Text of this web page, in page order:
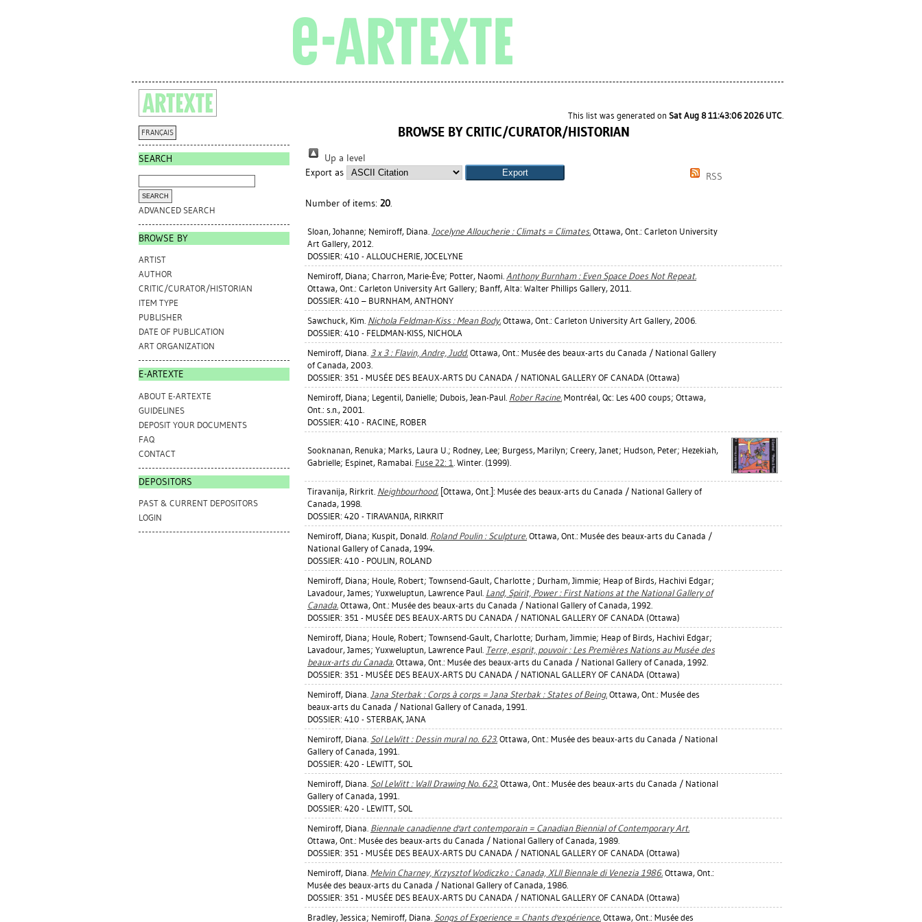
FRANÇAIS
SEARCH
ADVANCED SEARCH
BROWSE BY
ARTIST
AUTHOR
CRITIC/CURATOR/HISTORIAN
ITEM TYPE
PUBLISHER
DATE OF PUBLICATION
ART ORGANIZATION
E-ARTEXTE
ABOUT E-ARTEXTE
GUIDELINES
DEPOSIT YOUR DOCUMENTS
FAQ
CONTACT
DEPOSITORS
PAST & CURRENT DEPOSITORS
LOGIN
This list was generated on Sat Aug 8 11:43:06 2026 UTC.
BROWSE BY CRITIC/CURATOR/HISTORIAN
Up a level
Export as
RSS
Number of items: 20.
Sloan, Johanne; Nemiroff, Diana. Jocelyne Alloucherie : Climats = Climates. Ottawa, Ont.: Carleton University
Art Gallery, 2012.
DOSSIER: 410 - ALLOUCHERIE, JOCELYNE
Nemiroff, Diana; Charron, Marie-Ève; Potter, Naomi. Anthony Burnham : Even Space Does Not Repeat.
Ottawa, Ont.: Carleton University Art Gallery; Banff, Alta: Walter Phillips Gallery, 2011.
DOSSIER: 410 – BURNHAM, ANTHONY
Sawchuck, Kim. Nichola Feldman-Kiss : Mean Body. Ottawa, Ont.: Carleton University Art Gallery, 2006.
DOSSIER: 410 - FELDMAN-KISS, NICHOLA
Nemiroff, Diana. 3 x 3 : Flavin, Andre, Judd. Ottawa, Ont.: Musée des beaux-arts du Canada / National Gallery
of Canada, 2003.
DOSSIER: 351 - MUSÉE DES BEAUX-ARTS DU CANADA / NATIONAL GALLERY OF CANADA (Ottawa)
Nemiroff, Diana; Legentil, Danielle; Dubois, Jean-Paul. Rober Racine. Montréal, Qc: Les 400 coups; Ottawa,
Ont.: s.n., 2001.
DOSSIER: 410 - RACINE, ROBER
Sooknanan, Renuka; Marks, Laura U.; Rodney, Lee; Burgess, Marilyn; Creery, Janet; Hudson, Peter; Hezekiah,
Gabrielle; Espinet, Ramabai. Fuse 22: 1. Winter. (1999).
Tiravanija, Rirkrit. Neighbourhood. [Ottawa, Ont.]: Musée des beaux-arts du Canada / National Gallery of
Canada, 1998.
DOSSIER: 420 - TIRAVANIJA, RIRKRIT
Nemiroff, Diana; Kuspit, Donald. Roland Poulin : Sculpture. Ottawa, Ont.: Musée des beaux-arts du Canada /
National Gallery of Canada, 1994.
DOSSIER: 410 - POULIN, ROLAND
Nemiroff, Diana; Houle, Robert; Townsend-Gault, Charlotte ; Durham, Jimmie; Heap of Birds, Hachivi Edgar;
Lavadour, James; Yuxweluptun, Lawrence Paul. Land, Spirit, Power : First Nations at the National Gallery of
Canada. Ottawa, Ont.: Musée des beaux-arts du Canada / National Gallery of Canada, 1992.
DOSSIER: 351 - MUSÉE DES BEAUX-ARTS DU CANADA / NATIONAL GALLERY OF CANADA (Ottawa)
Nemiroff, Diana; Houle, Robert; Townsend-Gault, Charlotte; Durham, Jimmie; Heap of Birds, Hachivi Edgar;
Lavadour, James; Yuxweluptun, Lawrence Paul. Terre, esprit, pouvoir : Les Premières Nations au Musée des
beaux-arts du Canada. Ottawa, Ont.: Musée des beaux-arts du Canada / National Gallery of Canada, 1992.
DOSSIER: 351 - MUSÉE DES BEAUX-ARTS DU CANADA / NATIONAL GALLERY OF CANADA (Ottawa)
Nemiroff, Diana. Jana Sterbak : Corps à corps = Jana Sterbak : States of Being. Ottawa, Ont.: Musée des
beaux-arts du Canada / National Gallery of Canada, 1991.
DOSSIER: 410 - STERBAK, JANA
Nemiroff, Diana. Sol LeWitt : Dessin mural no. 623. Ottawa, Ont.: Musée des beaux-arts du Canada / National
Gallery of Canada, 1991.
DOSSIER: 420 - LEWITT, SOL
Nemiroff, Diana. Sol LeWitt : Wall Drawing No. 623. Ottawa, Ont.: Musée des beaux-arts du Canada / National
Gallery of Canada, 1991.
DOSSIER: 420 - LEWITT, SOL
Nemiroff, Diana. Biennale canadienne d'art contemporain = Canadian Biennial of Contemporary Art.
Ottawa, Ont.: Musée des beaux-arts du Canada / National Gallery of Canada, 1989.
DOSSIER: 351 - MUSÉE DES BEAUX-ARTS DU CANADA / NATIONAL GALLERY OF CANADA (Ottawa)
Nemiroff, Diana. Melvin Charney, Krzysztof Wodiczko : Canada, XLII Biennale di Venezia 1986. Ottawa, Ont.:
Musée des beaux-arts du Canada / National Gallery of Canada, 1986.
DOSSIER: 351 - MUSÉE DES BEAUX-ARTS DU CANADA / NATIONAL GALLERY OF CANADA (Ottawa)
Bradley, Jessica; Nemiroff, Diana. Songs of Experience = Chants d'expérience. Ottawa, Ont.: Musée des